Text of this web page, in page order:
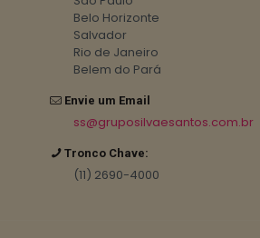
Belo Horizonte
Salvador
Rio de Janeiro
Belem do Pará
Envie um Email
ss@gruposilvaesantos.com.br
Tronco Chave:
(11) 2690-4000